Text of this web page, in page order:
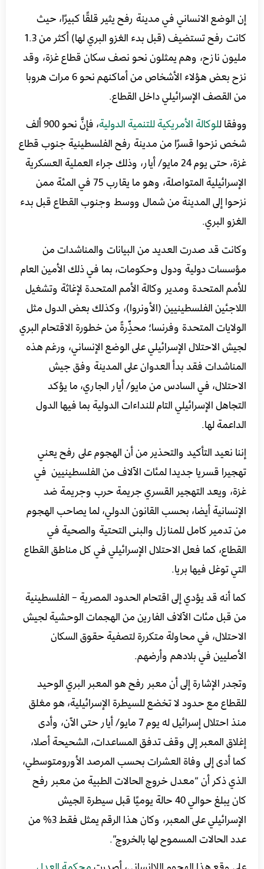
إن الوضع الانساني في مدينة رفح يثير قلقًا كبيرًا، حيث
كانت رفح تستضيف (قبل بدء الغزو البري لها) أكثر من 1.3
مليون نازح، وهم يمثلون نحو نصف سكان قطاع غزة، وقد
نزح بعض هؤلاء الأشخاص من أماكنهم نحو 6 مرات هروبا
من القصف الإسرائيلي داخل القطاع.
ووفقا للوكالة الأمريكية للتنمية الدولية
، فإنَّ نحو 900 ألف
شخص نزحوا قسرًا من مدينة رفح الفلسطينية جنوب قطاع
غزة، حتى يوم 24 مايو/ أيار، وذلك جراء العملية العسكرية
الإسرائيلية المتواصلة، وهو ما يقارب 75 في المئة ممن
نزحوا إلى المدينة من شمال ووسط وجنوب القطاع قبل بدء
الغزو البري.
وكانت قد صدرت العديد من البيانات والمناشدات من
مؤسسات دولية ودول وحكومات، بما في ذلك الأمين العام
للأمم المتحدة ومدير وكالة الأمم المتحدة لإغاثة وتشغيل
اللاجئين الفلسطينيين (الأونروا)، وكذلك بعض الدول مثل
الولايات المتحدة وفرنسا؛ محذِّرةً من خطورة الاقتحام البري
لجيش الاحتلال الإسرائيلي على الوضع الإنساني، ورغم هذه
المناشدات فقد بدأ العدوان على المدينة وفق جيش
الاحتلال، في السادس من مايو/ أيار الجاري، ما يؤكد
التجاهل الإسرائيلي التام للنداءات الدولية بما فيها الدول
الداعمة لها.
إننا نعيد التأكيد والتحذير من أن الهجوم على رفح يعني
تهجيرا قسريا جديدا لمئات الآلاف من الفلسطينيين في
غزة، ويعد التهجير القسري جريمة حرب وجريمة ضد
الإنسانية أيضا، بحسب القانون الدولي، لما يصاحب الهجوم
من تدمير كامل للمنازل والبنى التحتية والصحية في
القطاع، كما فعل الاحتلال الإسرائيلي في كل مناطق القطاع
التي توغل فيها بريا.
كما أنه قد يؤدي إلى اقتحام الحدود المصرية – الفلسطينية
من قبل مئات الآلاف الفارين من الهجمات الوحشية لجيش
الاحتلال، في محاولة متكررة لتصفية حقوق السكان
الأصليين في بلادهم وأرضهم.
وتجدر الإشارة إلى أن معبر رفح هو المعبر البري الوحيد
للقطاع مع حدود لا تخضع للسيطرة الإسرائيلية، هو مغلق
منذ احتلال إسرائيل له يوم 7 مايو/ أيار حتى الآن، وأدى
إغلاق المعبر إلى وقف تدفق المساعدات، الشحيحة أصلا،
كما أدى إلى وفاة العشرات بحسب المرصد الأورومتوسطي،
الذي ذكر أن “معدل خروج الحالات الطبية من معبر رفح
كان يبلغ حوالي 40 حالة يوميًا قبل سيطرة الجيش
الإسرائيلي على المعبر، وكان هذا الرقم يمثل فقط 3% من
عدد الحالات المسموح لها بالخروج”.